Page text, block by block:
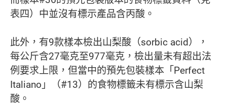
表四）中並沒有標示產品含丙酸。
此外，有9款樣本檢出山梨酸（sorbic acid），
每公斤含27毫克至977毫克，檢出量未有超出法
例要求上限，但當中的預先包裝樣本「Perfect
Italiano」（#13）的食物標籤未有標示含山梨
酸。